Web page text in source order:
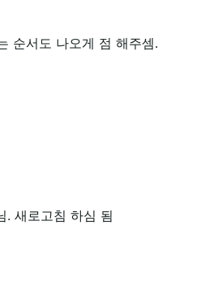
순서도 나오게 점 해주셈.
. 새로고침 하심 됨